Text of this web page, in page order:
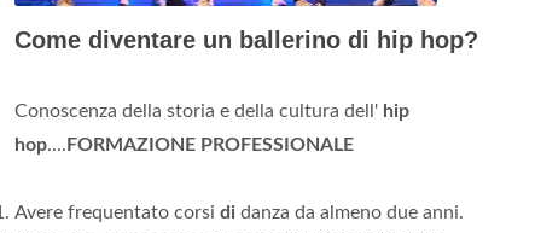
Come diventare un ballerino di hip hop?
Conoscenza della storia e della cultura dell' hip
hop.... FORMAZIONE PROFESSIONALE
Avere frequentato corsi di danza da almeno due anni.